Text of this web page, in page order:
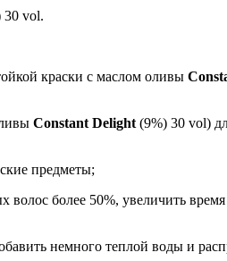
30 vol.
краски с маслом оливы
Constant Delight (9%) 30 vol)
предметы;
более 50%, увеличить
немного теплой воды и